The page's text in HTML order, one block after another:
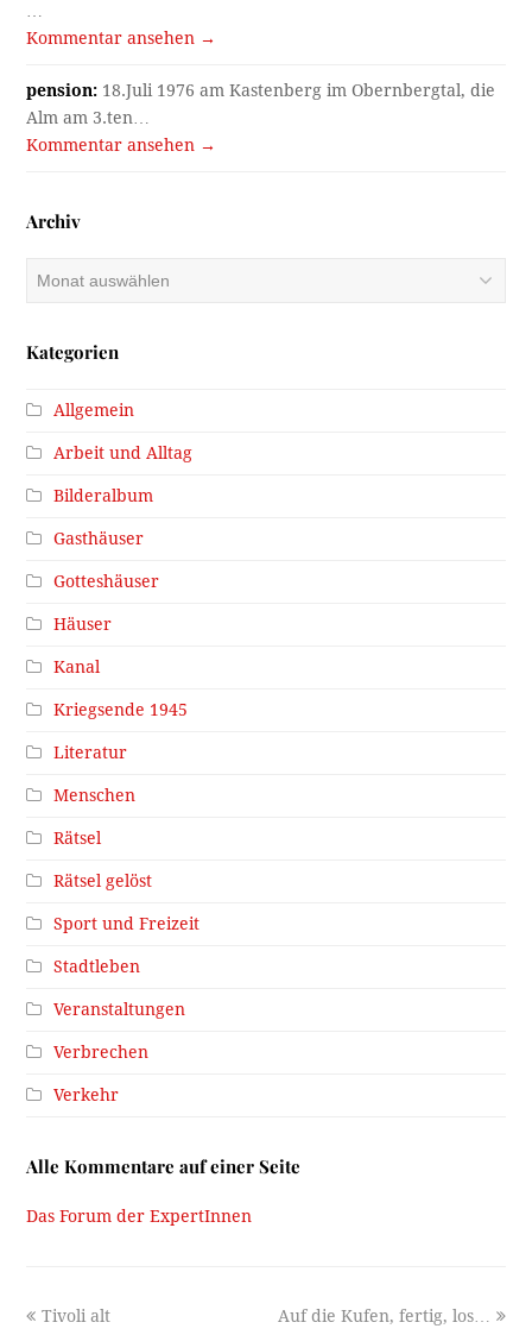
…
Kommentar ansehen →
pension: 18.Juli 1976 am Kastenberg im Obernbergtal, die
Alm am 3.ten…
Kommentar ansehen →
Archiv
Archiv
Kategorien
Allgemein
Arbeit und Alltag
Bilderalbum
Gasthäuser
Gotteshäuser
Häuser
Kanal
Kriegsende 1945
Literatur
Menschen
Rätsel
Rätsel gelöst
Sport und Freizeit
Stadtleben
Veranstaltungen
Verbrechen
Verkehr
Alle Kommentare auf einer Seite
Das Forum der ExpertInnen
previous
Tivoli alt
next
Auf die Kufen, fertig, los…